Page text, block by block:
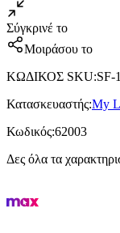
Σύγκρινέ το
Μοιράσου το
ΚΩΔΙΚΟΣ SKU:SF-
Κατασκευαστής:My
Κωδικός:62003
Δες όλα τα